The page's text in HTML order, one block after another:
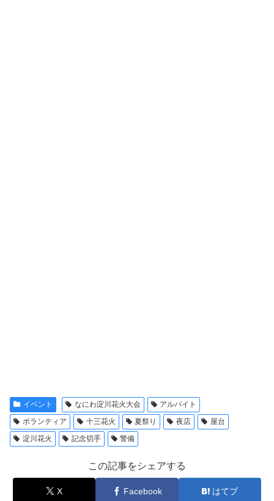
イベント なにわ淀川花火大会
アルバイト
ボランティア
十三花火 夏祭り 夜店
屋台
淀川花火
記念切手 警備
この記事をシェアする
X Facebook はてブ